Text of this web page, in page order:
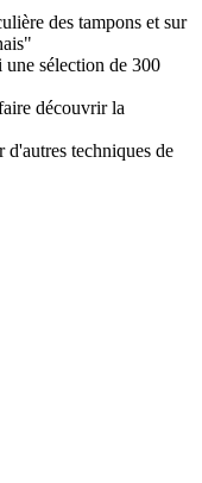
des tampons et sur
sélection de 300
découvrir la
d'autres techniques de